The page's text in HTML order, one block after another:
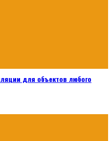
для объектов любого